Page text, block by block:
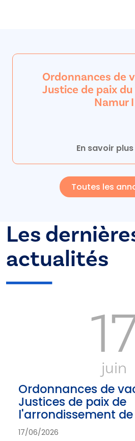
Ordonnances de
Justice de paix
Namur I
En savoir plus
Toutes les
Les
actualités
juin
Ordonnances de
Justices de paix de
l'arrondissement
17/06/2026